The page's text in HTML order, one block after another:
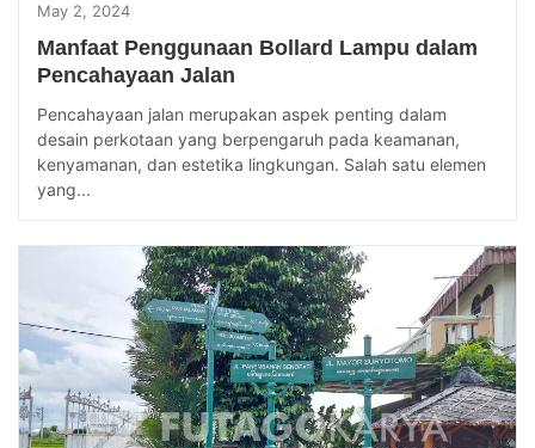
May 2, 2024
Manfaat Penggunaan Bollard Lampu dalam
Pencahayaan Jalan
Pencahayaan jalan merupakan aspek penting dalam
desain perkotaan yang berpengaruh pada keamanan,
kenyamanan, dan estetika lingkungan. Salah satu elemen
yang...